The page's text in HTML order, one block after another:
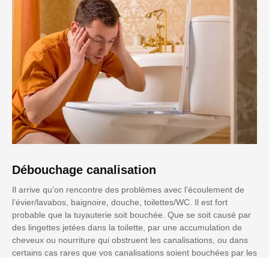
Débouchage canalisation
Il arrive qu'on rencontre des problèmes avec l’écoulement de
l’évier/lavabos, baignoire, douche, toilettes/WC. Il est fort
probable que la tuyauterie soit bouchée. Que se soit causé par
des lingettes jetées dans la toilette, par une accumulation de
cheveux ou nourriture qui obstruent les canalisations, ou dans
certains cas rares que vos canalisations soient bouchées par les